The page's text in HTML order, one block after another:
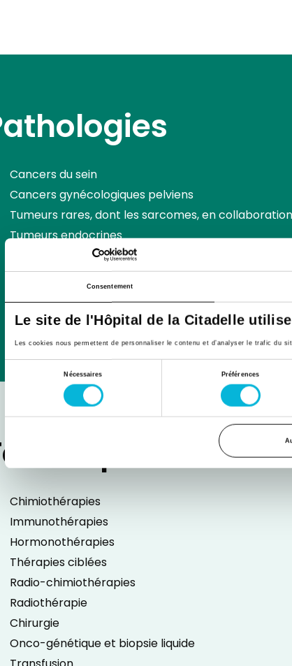
Consentement
Le site de l'Hôpital de la Citadelle
Les cookies nous permettent de personnaliser le contenu et d’analyser le trafic du
Nécessaires Préférences
Cancers du sein
Cancers gynécologiques pelviens
Tumeurs rares, dont les sarcomes, en
Tumeurs endocrines
Tumeurs dermatologiques (mélanome,
Cancers urologiques (rein, vessie, voies urinaires,
Tumeurs du système nerveux
Chimiothérapies
Immunothérapies
Hormonothérapies
Thérapies ciblées
Radio-chimiothérapies
Radiothérapie
Chirurgie
Onco-génétique et biopsie liquide